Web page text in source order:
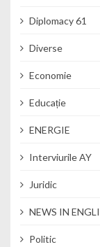
Diplomacy 61
Diverse
Economie
Educație
ENERGIE
Interviurile AY
Juridic
NEWS IN
Politic